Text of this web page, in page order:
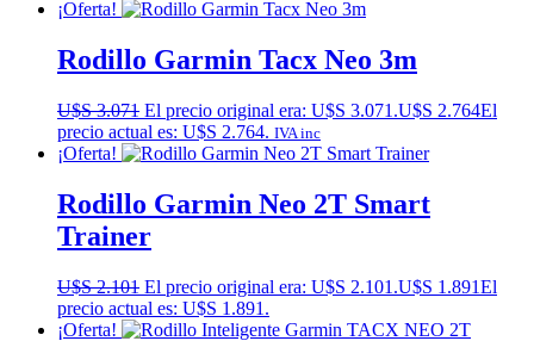
¡Oferta!
Rodillo Garmin Tacx Neo 3m
U$S3.071 El precio original era: U$S 3.071.U$S 2.764El
precio actual es: U$S 2.764. IVA inc
¡Oferta!
Rodillo Garmin Neo 2T Smart
Trainer
U$S2.101 El precio original era: U$S 2.101.U$S 1.891El
precio actual es: U$S 1.891.
¡Oferta!